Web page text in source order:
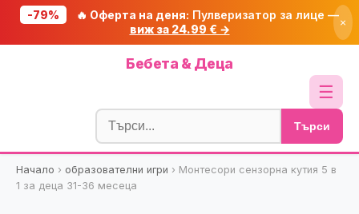
-79% 🔥 Оферта на деня: Пулверизатор за лице —
виж за 24.99 € →
×
Бебета & Деца
☰
Блог
🧮 Калкулатори
🔍 Намери продукт
Търси
Начало › образователни игри › Монтесори сензорна кутия 5 в
1 за деца 31-36 месеца